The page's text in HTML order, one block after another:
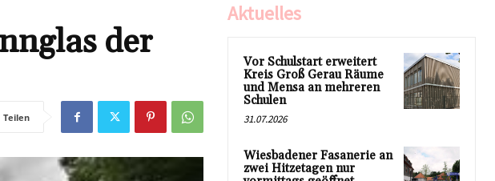
der
Teilen
Aktuelles
Vor Schulstart erweitert
Kreis Groß Gerau Räume
und Mensa an mehreren
Schulen
31.07.2026
Wiesbadener Fasanerie an
zwei Hitzetagen nur